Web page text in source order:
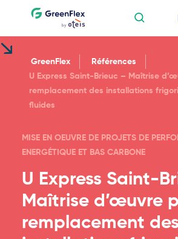
GreenFlex
Références
U Express Saint-Brieuc – Maîtrise
remplacement des installations
fluides
MISE EN OEUVRE DE PROJETS DE
ENERGÉTIQUE ET BAS CARBONE
U Express Saint-
Maîtrise d’œuvre
remplacement des